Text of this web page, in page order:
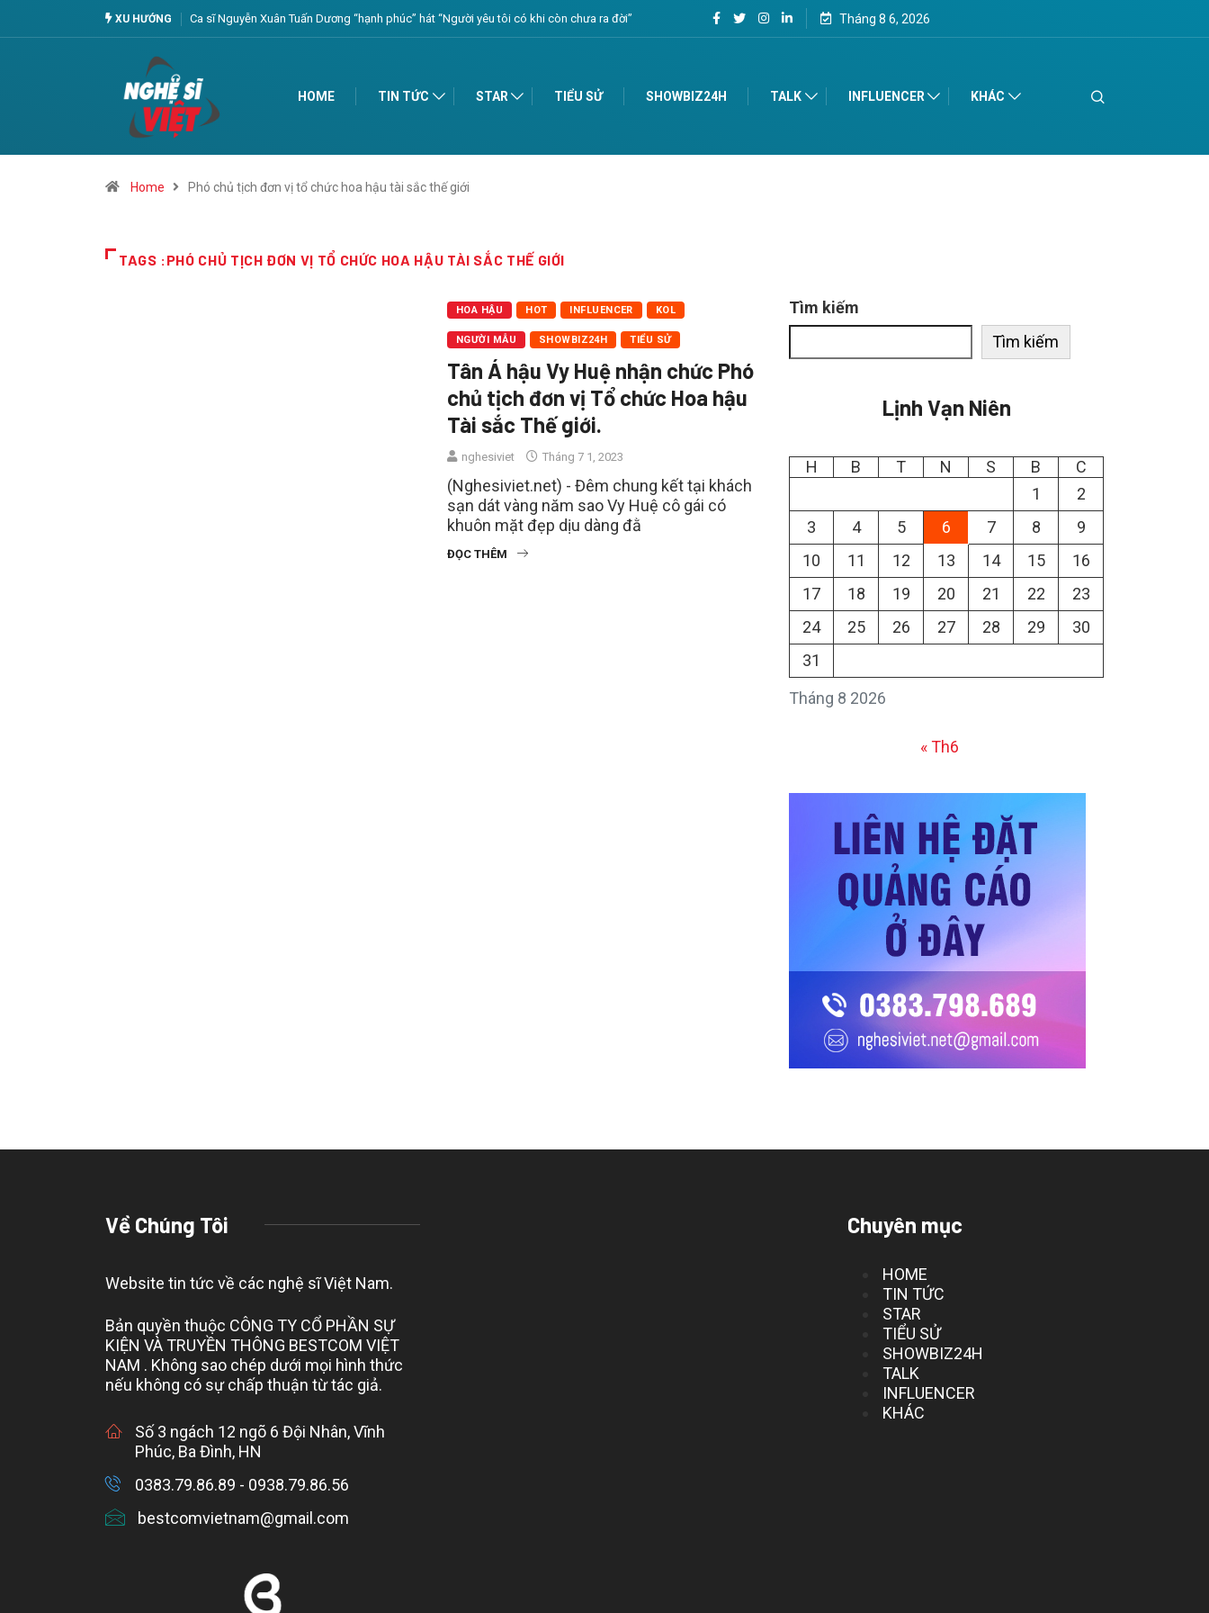
XU HƯỚNG Ca sĩ Nguyễn Xuân Tuấn Dương “hạnh phúc” hát “Người yêu tôi có khi còn chưa ra đời” Tháng 8 6, 2026
HOME TIN TỨC STAR TIỂU SỬ SHOWBIZ24H TALK INFLUENCER KHÁC
Home Phó chủ tịch đơn vị tổ chức hoa hậu tài sắc thế giới
TAGS :PHÓ CHỦ TỊCH ĐƠN VỊ TỔ CHỨC HOA HẬU TÀI SẮC THẾ GIỚI
HOA HẬU HOT INFLUENCER KOL
NGƯỜI MẪU SHOWBIZ24H TIỂU SỬ
Tân Á hậu Vy Huệ nhận chức Phó
chủ tịch đơn vị Tổ chức Hoa hậu
Tài sắc Thế giới.
nghesiviet Tháng 7 1, 2023
(Nghesiviet.net) - Đêm chung kết tại khách
sạn dát vàng năm sao Vy Huệ cô gái có
khuôn mặt đẹp dịu dàng đằ
ĐỌC THÊM
Tìm kiếm
Tìm kiếm
Lịnh Vạn Niên
Tháng 8 2026
H B T N S B
C
1
2
3
4 5 6 7 8
9
10
11 12 13 14 15
16
17
18 19 20 21 22
23
24
25 26 27 28 29
30
31
« Th6
Về Chúng Tôi
Website tin tức về các nghệ sĩ Việt Nam.
Bản quyền thuộc CÔNG TY CỔ PHẦN SỰ
KIỆN VÀ TRUYỀN THÔNG BESTCOM VIỆT
NAM . Không sao chép dưới mọi hình thức
nếu không có sự chấp thuận từ tác giả.
Số 3 ngách 12 ngõ 6 Đội Nhân, Vĩnh
Phúc, Ba Đình, HN
0383.79.86.89 - 0938.79.86.56
bestcomvietnam@gmail.com
Chuyên mục
HOME
TIN TỨC
STAR
TIỂU SỬ
SHOWBIZ24H
TALK
INFLUENCER
KHÁC